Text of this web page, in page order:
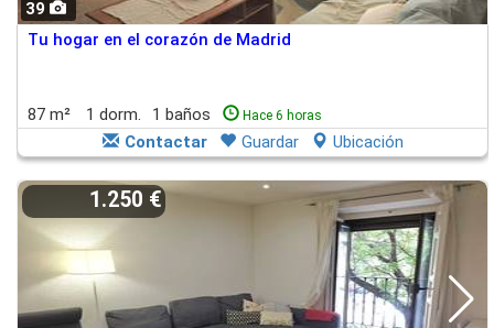
39
Tu hogar en el corazón de Madrid
87 m² 1 dorm. 1 baños Hace 6 horas
Contactar Guardar Ubicación
1.250 €